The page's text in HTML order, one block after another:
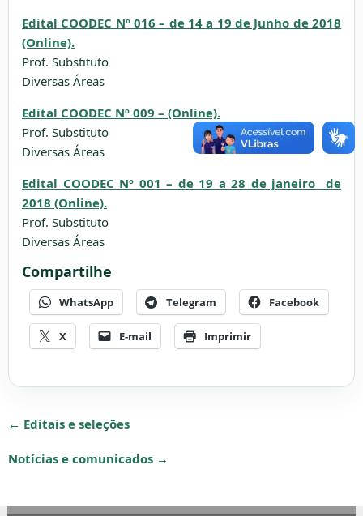
Edital COODEC Nº 016 – de 14 a 19 de Junho de 2018
(Online).
Prof. Substituto
Diversas Áreas
Edital COODEC Nº 009 – (Online).
Prof. Substituto
Diversas Áreas
Edital COODEC Nº 001 – de 19 a 28 de janeiro de
2018 (Online).
Prof. Substituto
Diversas Áreas
Compartilhe
WhatsApp Telegram Facebook
X E-mail Imprimir
← Editais e seleções
Notícias e comunicados →